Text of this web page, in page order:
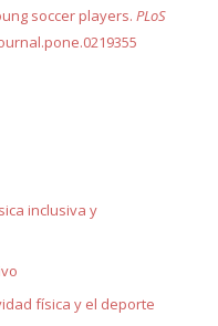
soccer players. PLoS
inclusiva y
física y el deporte